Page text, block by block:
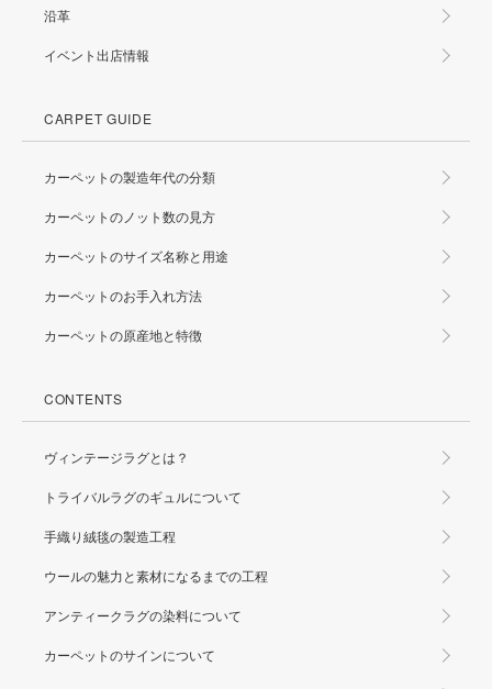
沿革
イベント出店情報
CARPET GUIDE
カーペットの製造年代の分類
カーペットのノット数の見方
カーペットのサイズ名称と用途
カーペットのお手入れ方法
カーペットの原産地と特徴
CONTENTS
ヴィンテージラグとは？
トライバルラグのギュルについて
手織り絨毯の製造工程
ウールの魅力と素材になるまでの工程
アンティークラグの染料について
カーペットのサインについて